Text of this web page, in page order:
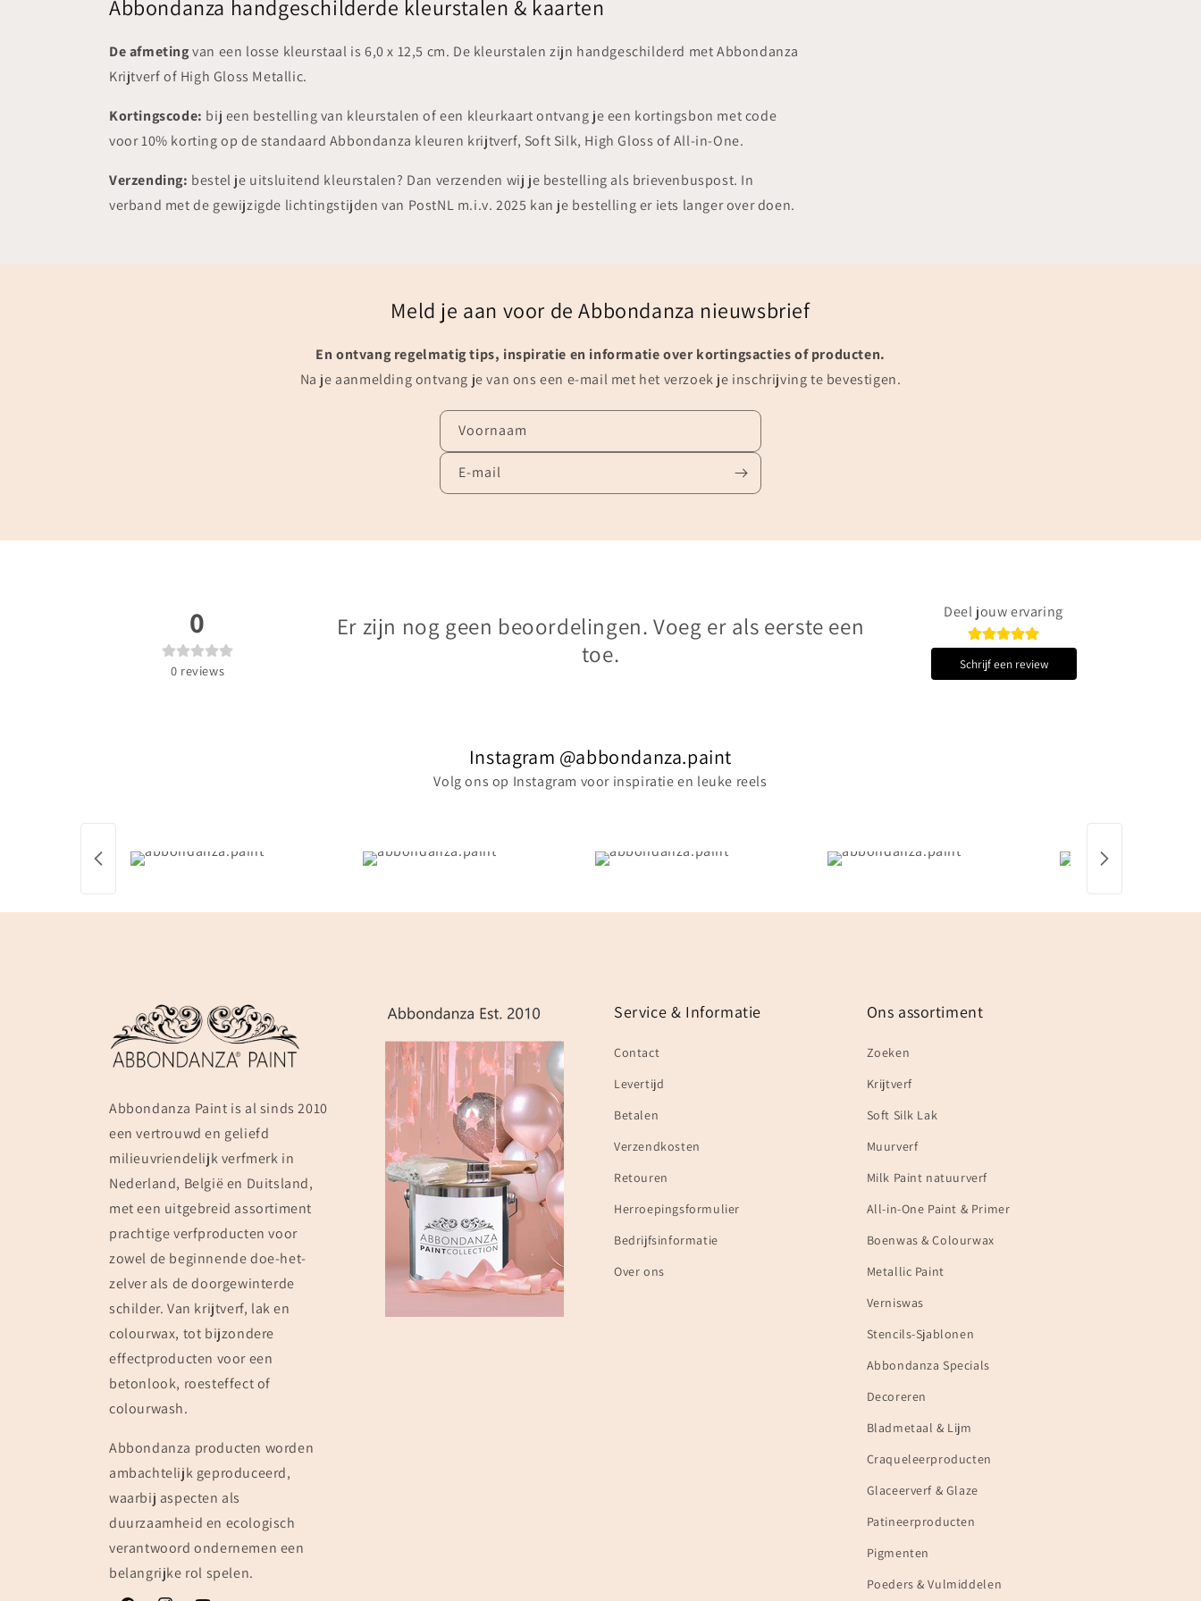
Abbondanza handgeschilderde kleurstalen & kaarten
De afmetingvan een losse kleurstaal is 6,0 x 12,5 cm. De kleurstalen zijn handgeschilderd met Abbondanza
Krijtverf of High Gloss Metallic.
Kortingscode: bij een bestelling van kleurstalen of een kleurkaart ontvang je een kortingsbon met code
voor 10% korting op de standaard Abbondanza kleuren krijtverf, Soft Silk, High Gloss of All-in-One.
Verzending: bestel je uitsluitend kleurstalen? Dan verzenden wij je bestelling als brievenbuspost. In
verband met de gewijzigde lichtingstijden van PostNL m.i.v. 2025 kan je bestelling er iets langer over doen.
Meld je aan voor de Abbondanza nieuwsbrief
En ontvang regelmatig tips, inspiratie en informatie over kortingsacties of producten.
Na je aanmelding ontvang je van ons een e-mail met het verzoek je inschrijving te bevestigen.
Voornaam
E‑mail
0
0 reviews
Er zijn nog geen beoordelingen. Voeg er als eerste een
toe.
Deel jouw ervaring
Schrijf een review
Instagram @abbondanza.paint
Volg ons op Instagram voor inspiratie en leuke reels
Abbondanza Paint is al sinds 2010
een vertrouwd en geliefd
milieuvriendelijk verfmerk in
Nederland, België en Duitsland,
met een uitgebreid assortiment
prachtige verfproducten voor
zowel de beginnende doe-het-
zelver als de doorgewinterde
schilder. Van krijtverf, lak en
colourwax, tot bijzondere
effectproducten voor een
betonlook, roesteffect of
colourwash.
Abbondanza producten worden
ambachtelijk geproduceerd,
waarbij aspecten als
duurzaamheid en ecologisch
verantwoord ondernemen een
belangrijke rol spelen.
Service & Informatie
Contact
Levertijd
Betalen
Verzendkosten
Retouren
Herroepingsformulier
Bedrijfsinformatie
Over ons
Ons assortiment
Zoeken
Krijtverf
Soft Silk Lak
Muurverf
Milk Paint natuurverf
All-in-One Paint & Primer
Boenwas & Colourwax
Metallic Paint
Verniswas
Stencils-Sjablonen
Abbondanza Specials
Decoreren
Bladmetaal & Lijm
Craqueleerproducten
Glaceerverf & Glaze
Patineerproducten
Pigmenten
Poeders & Vulmiddelen